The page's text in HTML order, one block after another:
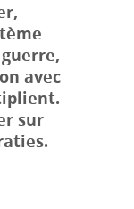
avec
sur